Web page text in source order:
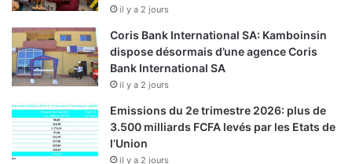
il y a 2 jours
Coris Bank International SA: Kamboinsin
dispose désormais d’une agence Coris
Bank International SA
il y a 2 jours
Emissions du 2e trimestre 2026: plus de
3.500 milliards FCFA levés par les Etats de
l’Union
il y a 2 jours